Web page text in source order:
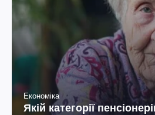
Економіка
Якій категорії